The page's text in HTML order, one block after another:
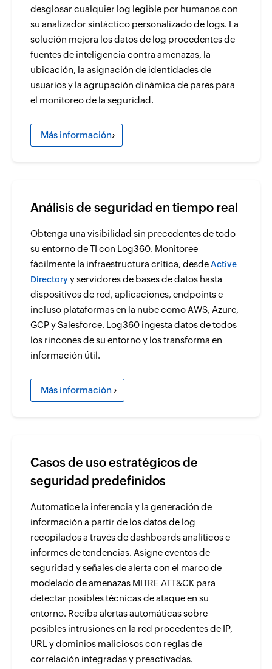
desglosar cualquier log legible por humanos con
su analizador sintáctico personalizado de logs. La
solución mejora los datos de log procedentes de
fuentes de inteligencia contra amenazas, la
ubicación, la asignación de identidades de
usuarios y la agrupación dinámica de pares para
el monitoreo de la seguridad.
Más información›
Análisis de seguridad en tiempo real
Obtenga una visibilidad sin precedentes de todo
su entorno de TI con Log360. Monitoree
fácilmente la infraestructura crítica, desde Active
Directory y servidores de bases de datos hasta
dispositivos de red, aplicaciones, endpoints e
incluso plataformas en la nube como AWS, Azure,
GCP y Salesforce. Log360 ingesta datos de todos
los rincones de su entorno y los transforma en
información útil.
Más información ›
Casos de uso estratégicos de
seguridad predefinidos
Automatice la inferencia y la generación de
información a partir de los datos de log
recopilados a través de dashboards analíticos e
informes de tendencias. Asigne eventos de
seguridad y señales de alerta con el marco de
modelado de amenazas MITRE ATT&CK para
detectar posibles técnicas de ataque en su
entorno. Reciba alertas automáticas sobre
posibles intrusiones en la red procedentes de IP,
URL y dominios maliciosos con reglas de
correlación integradas y preactivadas.